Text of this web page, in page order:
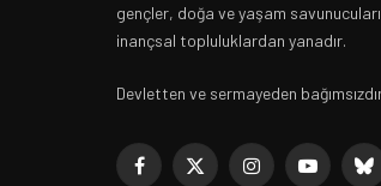
gençler, doğa ve yaşam
inançsal topluluklardan yanadır.
Devletten ve sermayeden
Facebook
X InstagramYouTube